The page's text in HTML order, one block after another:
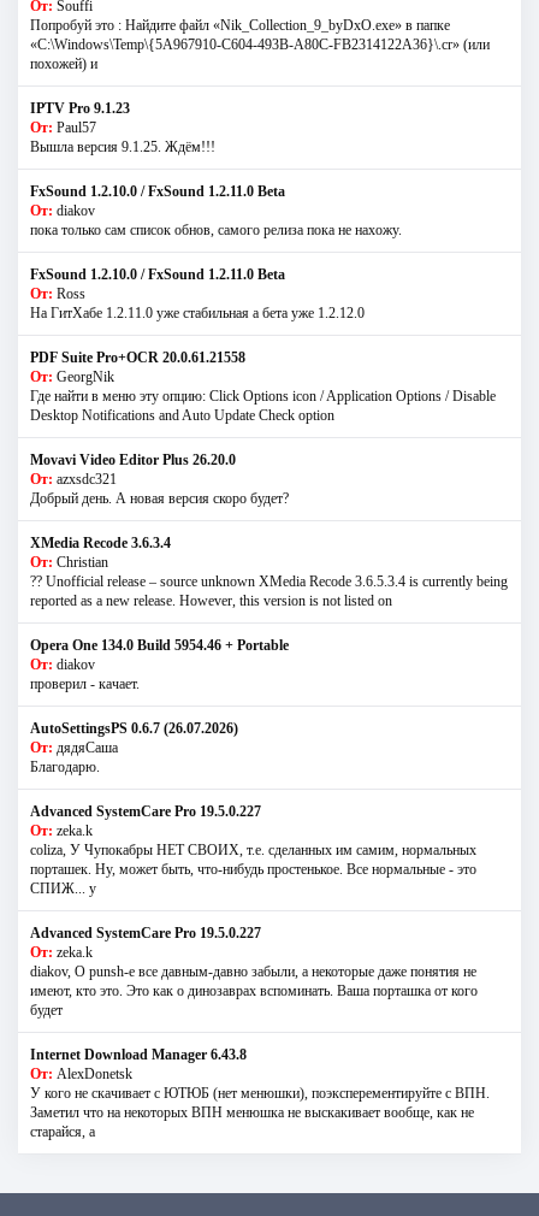
От: Souffi
Попробуй это : Найдите файл «Nik_Collection_9_byDxO.exe» в папке
«C:\Windows\Temp\{5A967910-C604-493B-A80C-FB2314122A36}\.cr» (или
похожей) и
IPTV Pro 9.1.23
От: Paul57
Вышла версия 9.1.25. Ждём!!!
FxSound 1.2.10.0 / FxSound 1.2.11.0 Beta
От: diakov
пока только сам список обнов, самого релиза пока не нахожу.
FxSound 1.2.10.0 / FxSound 1.2.11.0 Beta
От: Ross
На ГитХабе 1.2.11.0 уже стабильная а бета уже 1.2.12.0
PDF Suite Pro+OCR 20.0.61.21558
От: GeorgNik
Где найти в меню эту опцию: Click Options icon / Application Options / Disable
Desktop Notifications and Auto Update Check option
Movavi Video Editor Plus 26.20.0
От: azxsdc321
Добрый день. А новая версия скоро будет?
XMedia Recode 3.6.3.4
От: Christian
?? Unofficial release – source unknown XMedia Recode 3.6.5.3.4 is currently being
reported as a new release. However, this version is not listed on
Opera One 134.0 Build 5954.46 + Portable
От: diakov
проверил - качает.
AutoSettingsPS 0.6.7 (26.07.2026)
От: дядяСаша
Благодарю.
Advanced SystemCare Pro 19.5.0.227
От: zeka.k
coliza, У Чупокабры НЕТ СВОИХ, т.е. сделанных им самим, нормальных
порташек. Ну, может быть, что-нибудь простенькое. Все нормальные - это
СПИЖ... у
Advanced SystemCare Pro 19.5.0.227
От: zeka.k
diakov, О punsh-е все давным-давно забыли, а некоторые даже понятия не
имеют, кто это. Это как о динозаврах вспоминать. Ваша порташка от кого
будет
Internet Download Manager 6.43.8
От: AlexDonetsk
У кого не скачивает с ЮТЮБ (нет менюшки), поэксперементируйте с ВПН.
Заметил что на некоторых ВПН менюшка не выскакивает вообще, как не
старайся, а